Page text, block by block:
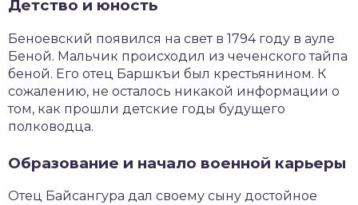
Детство и юность
Беноевский появился на свет в 1794 году в ауле
Беной. Мальчик происходил из чеченского тайпа
беной. Его отец Баршкъи был крестьянином. К
сожалению, не осталось никакой информации о
том, как прошли детские годы будущего
полководца.
Образование и начало военной карьеры
Отец Байсангура дал своему сыну достойное